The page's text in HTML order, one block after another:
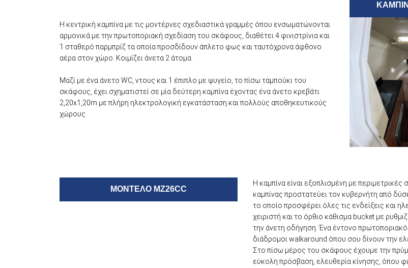
Η κεντρική καμπίνα με τις μοντέρνες σχεδιαστικά γραμμές όπου ενσωματώνονται
αρμονικά με την πρωτοποριακή σχεδίαση του σκάφους, διαθέτει 4 φινιστρίνια και
1 σταθερό παρμπρίζ τα οποία προσδίδουν άπλετο φως και ταυτόχρονα άφθονο
αέρα στον χώρο. Κοιμίζει άνετα 2 άτομα.
Μαζί με ένα άνετο WC, ντους και 1 έπιπλο με ψυγείο, το πίσω ταμπούκι του
σκάφους, έχει σχηματιστεί σε μία δεύτερη καμπίνα έχοντας ένα άνετο κρεβάτι
2,20x1,20m με πλήρη ηλεκτρολογική εγκατάσταση και πολλούς αποθηκευτικούς
χώρους.
ΜΟΝΤΕΛΟ MZ26CC
Η καμπίνα είναι εξοπλισμένη με
καμπίνας προστατεύει τον κυβερνήτη από
το οποίο προσφέρει όλες τις ενδείξεις και
χειριστή και το όρθιο κάθισμα bucket με
την άνετη οδήγηση. Ένα έντονο πρωτοποριακό
διάδρομοι walkaround όπου σου δίνουν την
Στο πίσω μέρος του σκάφους έχουμε την
εύκολη πρόσβαση, ελευθερία κίνησης, όπου